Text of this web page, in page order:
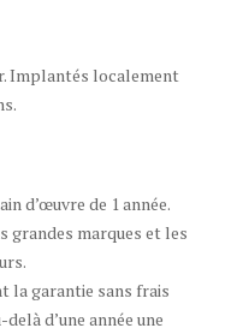
Implantés localement
d’œuvre de 1 année.
grandes marques et les
la garantie sans frais
d’une année une